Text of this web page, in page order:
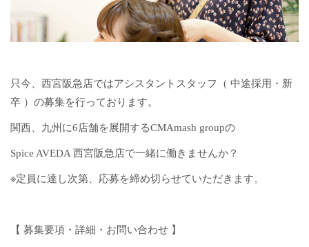
只今、西宮阪急店ではアシスタントスタッフ（ 中途採用・新
卒 ）の募集を行っております。
関西、九州に6店舗を展開するCMAmash groupの
Spice AVEDA 西宮阪急店で一緒に働きませんか？
※定員に達し次第、応募を締め切らせていただきます。
【 募集要項・詳細・お問い合わせ 】